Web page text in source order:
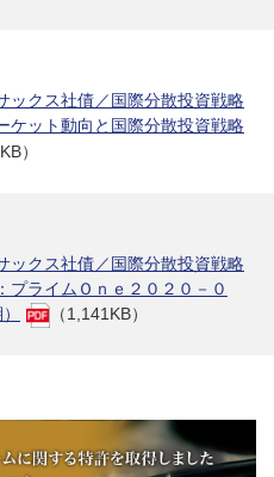
ックス社債／国際分散投資戦略
ケット動向と国際分散投資戦略
）
ックス社債／国際分散投資戦略
プライムＯｎｅ２０２０－０
（1,141KB）